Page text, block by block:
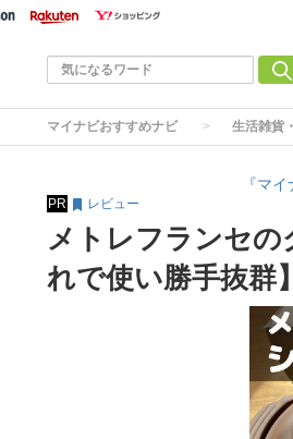
マイナビおすすめナビ 生活雑貨
『マ
PR レビュー
メトレフランセの
れで使い勝手抜群】